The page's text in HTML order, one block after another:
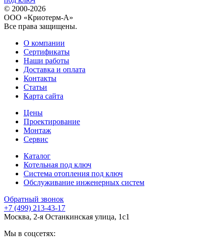
© 2000-2026
ООО «Криотерм-А»
Все права защищены.
О компании
Сертификаты
Наши работы
Доставка и оплата
Контакты
Статьи
Карта сайта
Цены
Проектирование
Монтаж
Сервис
Каталог
Котельная под ключ
Система отопления под ключ
Обслуживание инженерных систем
Обратный звонок
+7 (499) 213-43-17
Москва, 2-я Останкинская улица, 1с1
Мы в соцсетях: